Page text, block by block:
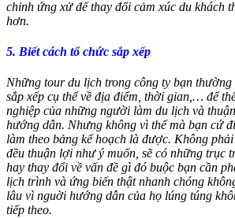
chỉnh ứng xử để thay đổi cảm xúc du khách
hơn.
5. Biết cách tổ chức sắp xếp
Những tour du lịch trong công ty bạn thường
sắp xếp cụ thể về địa điểm, thời gian,… để
nghiệp của những người làm du lịch và
hướng dẫn. Nhưng không vì thế mà bạn cứ
làm theo bảng kế hoạch là được. Không
đều thuận lợi như ý muốn, sẽ có những trục
hay thay đổi về vấn đề gì đó buộc bạn cần
lịch trình và ứng biến thật nhanh chóng
lâu vì nguời hướng dẫn của họ lúng túng
tiếp theo.